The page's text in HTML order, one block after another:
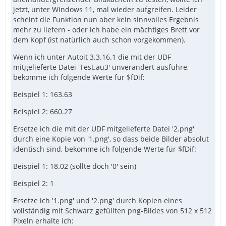
jetzt, unter Windows 11, mal wieder aufgreifen. Leider
scheint die Funktion nun aber kein sinnvolles Ergebnis
mehr zu liefern - oder ich habe ein mächtiges Brett vor
dem Kopf (ist natürlich auch schon vorgekommen).
Wenn ich unter Autoit 3.3.16.1 die mit der UDF
mitgelieferte Datei 'Test.au3' unverändert ausführe,
bekomme ich folgende Werte für $fDif:
Beispiel 1: 163.63
Beispiel 2: 660.27
Ersetze ich die mit der UDF mitgelieferte Datei '2.png'
durch eine Kopie von '1.png', so dass beide Bilder absolut
identisch sind, bekomme ich folgende Werte für $fDif:
Beispiel 1: 18.02 (sollte doch '0' sein)
Beispiel 2: 1
Ersetze ich '1.png' und '2.png' durch Kopien eines
vollständig mit Schwarz gefüllten png-Bildes von 512 x 512
Pixeln erhalte ich: